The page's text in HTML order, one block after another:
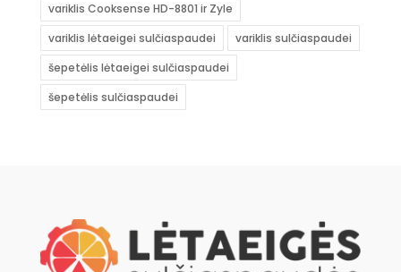
variklis Cooksense HD-8801 ir Zyle
variklis lėtaeigei sulčiaspaudei
variklis sulčiaspaudei
šepetėlis lėtaeigei sulčiaspaudei
šepetėlis sulčiaspaudei